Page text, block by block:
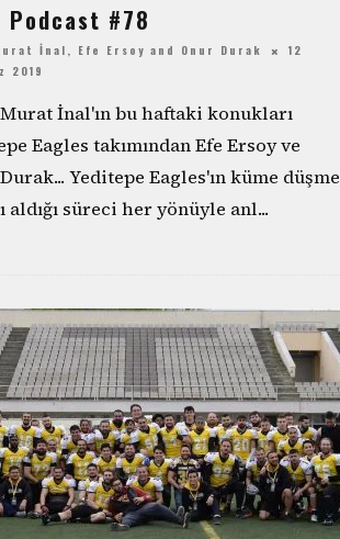
Podcast #78
İnal, Efe Ersoy and Onur Durak
12
2019
İnal'ın bu haftaki konukları
Eagles takımından Efe Ersoy ve
Yeditepe Eagles'ın küme düşme
aldığı süreci her yönüyle anl...